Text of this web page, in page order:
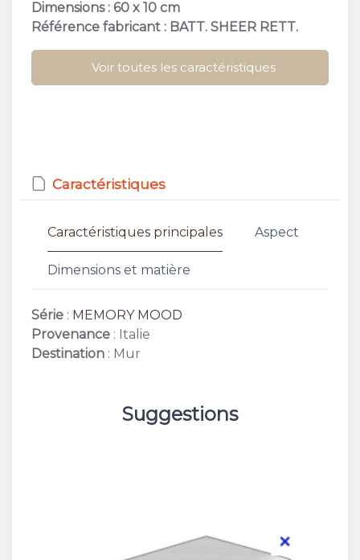
Dimensions : 60 x 10 cm
Référence fabricant : BATT. SHEER RETT.
Voir toutes les caractéristiques
Caractéristiques
Caractéristiques principales Aspect
Dimensions et matière
Série : MEMORY MOOD
Provenance : Italie
Destination : Mur
Suggestions